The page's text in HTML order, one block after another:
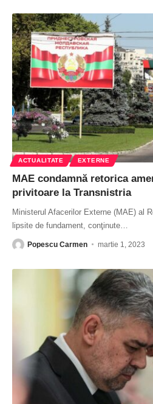
ACTUALITATE EXTERNE
MAE condamnă retorica
privitoare la Transnistria
Ministerul Afacerilor Externe (MAE) al
lipsite de fundament, conţinute
Popescu Carmen martie 1, 2023